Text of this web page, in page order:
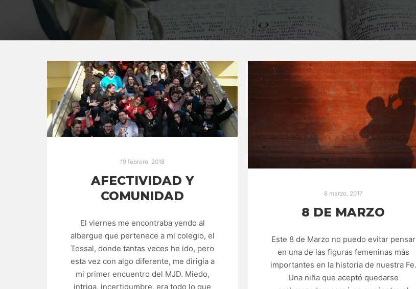
19 febrero, 2018
AFECTIVIDAD Y
COMUNIDAD
El viernes me encontraba yendo al
albergue que pertenece a mi colegio, el
Tossal, donde tantas veces he ido, pero
esta vez con algo diferente, me dirigía a
mi primer encuentro del MJD. Miedo,
intriga, incertidumbre, era todo lo que
8 marzo, 2017
8 DE MARZO
Este 8 de Marzo no puedo evitar pensar
en una de las figuras femeninas más
importantes en la historia de nuestra Fe.
Una niña que aceptó quedarse